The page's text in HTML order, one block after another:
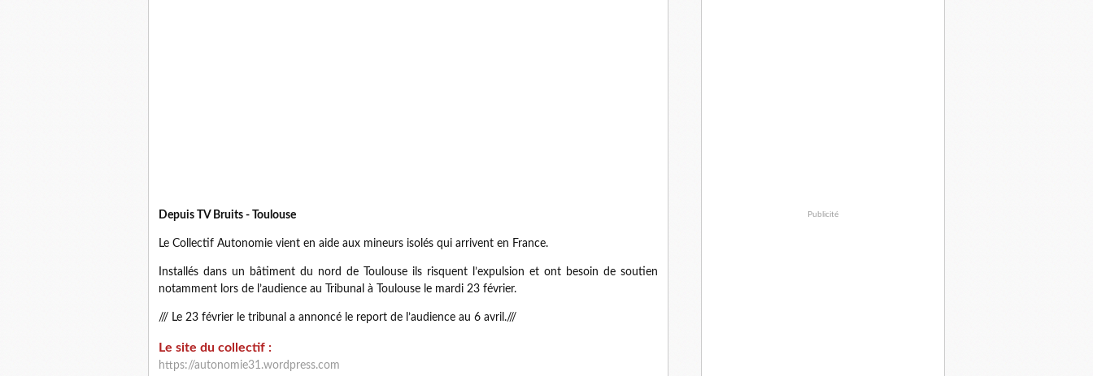
Depuis TV Bruits - Toulouse
Le Collectif Autonomie vient en aide aux mineurs isolés qui arrivent en France.
Installés dans un bâtiment du nord de Toulouse ils risquent l’expulsion et ont besoin de soutien
notamment lors de l’audience au Tribunal à Toulouse le mardi 23 février.
/// Le 23 février le tribunal a annoncé le report de l’audience au 6 avril.///
Le site du collectif :
https://autonomie31.wordpress.com
Publicité